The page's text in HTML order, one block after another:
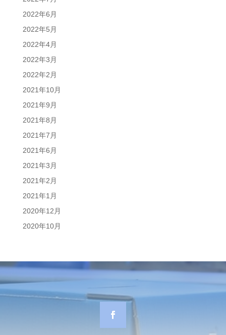
2022年6月
2022年5月
2022年4月
2022年3月
2022年2月
2021年10月
2021年9月
2021年8月
2021年7月
2021年6月
2021年3月
2021年2月
2021年1月
2020年12月
2020年10月